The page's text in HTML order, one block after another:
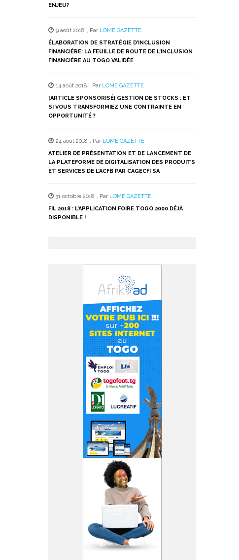
ENJEU?
9 août 2018 , Par LOME GAZETTE
ÉLABORATION DE STRATÉGIE D’INCLUSION
FINANCIÈRE: LA FEUILLE DE ROUTE DE L’INCLUSION
FINANCIÈRE AU TOGO VALIDÉE
14 août 2018 , Par LOME GAZETTE
[ARTICLE SPONSORISÉ] GESTION DE STOCKS : ET
SI VOUS TRANSFORMIEZ UNE CONTRAINTE EN
OPPORTUNITÉ ?
24 août 2018 , Par LOME GAZETTE
ATELIER DE PRÉSENTATION ET DE LANCEMENT DE
LA PLATEFORME DE DIGITALISATION DES PRODUITS
ET SERVICES DE L’ACFB PAR CAGECFI SA
31 octobre 2018 , Par LOME GAZETTE
FIL 2018 : L’APPLICATION FOIRE TOGO 2000 DÉJÀ
DISPONIBLE !